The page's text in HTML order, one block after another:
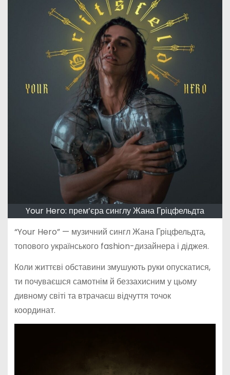
Your Hero: прем’єра синглу Жана Гріцфельдта
“Your Hero” — музичний сингл Жана Гріцфельдта,
топового українського fashion-дизайнера і діджея.
Коли життєві обставини змушують руки опускатися,
ти почуваєшся самотнім й беззахисним у цьому
дивному світі та втрачаєш відчуття точок
координат.